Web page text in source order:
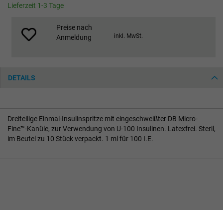
Lieferzeit 1-3 Tage
Preise nach
Anmeldung
inkl. MwSt.
DETAILS
Dreiteilige Einmal-Insulinspritze mit eingeschweißter DB Micro-
Fine™-Kanüle, zur Verwendung von U-100 Insulinen. Latexfrei. Steril,
im Beutel zu 10 Stück verpackt. 1 ml für 100 I.E.